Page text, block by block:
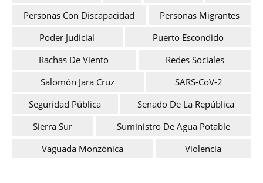
Personas Con Discapacidad
Personas Migrantes
Poder Judicial
Puerto Escondido
Rachas De Viento
Redes Sociales
Salomón Jara Cruz
SARS-CoV-2
Seguridad Pública
Senado De La República
Sierra Sur
Suministro De Agua Potable
Vaguada Monzónica
Violencia